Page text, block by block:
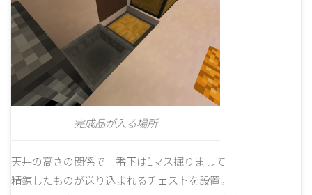
完成品が入る場所
天井の高さの関係で一番下は1マス掘りまして
精錬したものが送り込まれるチェストを設置。